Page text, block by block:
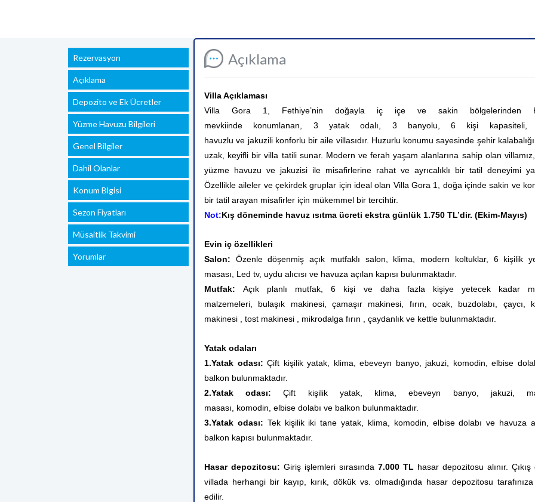
Rezervasyon
Açıklama
Depozito ve Ek Ücretler
Yüzme Havuzu Bilgileri
Genel Bilgiler
Dahil Olanlar
Konum Blgisi
Sezon Fiyatları
Müsaitlik Takvimi
Yorumlar
Açıklama
Villa Açıklaması
Villa Gora 1, Fethiye’nin doğayla iç içe ve sakin bölgelerinden
mevkiinde konumlanan, 3 yatak odalı, 3 banyolu, 6 kişi kapasiteli,
havuzlu ve jakuzili konforlu bir aile villasıdır. Huzurlu konumu sayesinde şehir
uzak, keyifli bir villa tatili sunar. Modern ve ferah yaşam alanlarına sahip olan
yüzme havuzu ve jakuzisi ile misafirlerine rahat ve ayrıcalıklı bir tatil deneyimi
Özellikle aileler ve çekirdek gruplar için ideal olan Villa Gora 1, doğa içinde sakin ve
bir tatil arayan misafirler için mükemmel bir tercihtir.
Not:Kış döneminde havuz ısıtma ücreti ekstra günlük 1.750 TL’dir. (Ekim-Mayıs)
Evin iç özellikleri
Salon: Özenle döşenmiş açık mutfaklı salon, klima, modern koltuklar, 6 kişilik
masası, Led tv, uydu alıcısı ve havuza açılan kapısı bulunmaktadır.
Mutfak:Açık planlı mutfak, 6 kişi ve daha fazla kişiye yetecek kadar
malzemeleri, bulaşık makinesi, çamaşır makinesi, fırın, ocak, buzdolabı, çaycı,
makinesi , tost makinesi , mikrodalga fırın , çaydanlık ve kettle bulunmaktadır.
Yatak odaları
1.Yatak odası: Çift kişilik yatak, klima, ebeveyn banyo, jakuzi, komodin, elbise
balkon bulunmaktadır.
2.Yatak odası: Çift kişilik yatak, klima, ebeveyn banyo, jakuzi,
masası, komodin, elbise dolabı ve balkon bulunmaktadır.
3.Yatak odası: Tek kişilik iki tane yatak, klima, komodin, elbise dolabı ve havuza
balkon kapısı bulunmaktadır.
Hasar depozitosu: Giriş işlemleri sırasında 7.000 TL hasar depozitosu alınır. Çıkış
villada herhangi bir kayıp, kırık, dökük vs. olmadığında hasar depozitosu
edilir.